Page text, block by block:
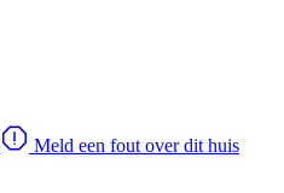
Meld een fout over dit huis